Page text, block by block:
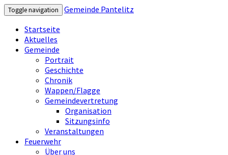
Toggle navigation
Gemeinde Pantelitz
Startseite
Aktuelles
Gemeinde
Portrait
Geschichte
Chronik
Wappen/Flagge
Gemeindevertretung
Organisation
Sitzungsinfo
Veranstaltungen
Feuerwehr
Über uns